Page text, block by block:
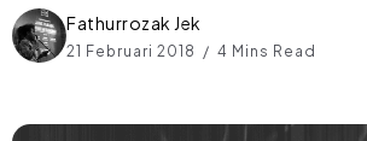
Fathurrozak Jek
21 Februari 2018 4 Mins Read